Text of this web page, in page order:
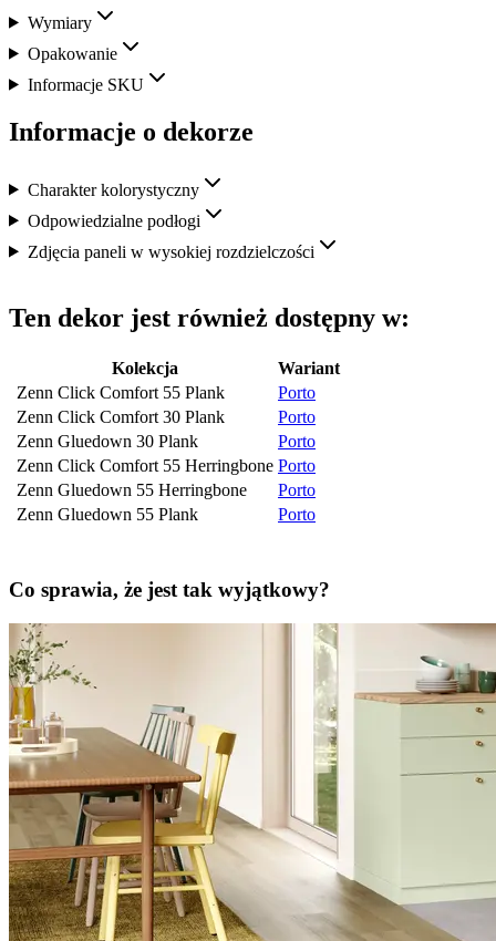
Wymiary
Opakowanie
Informacje SKU
Informacje o dekorze
Charakter kolorystyczny
Odpowiedzialne podłogi
Zdjęcia paneli w wysokiej rozdzielczości
Ten dekor jest również dostępny w:
Kolekcja
Wariant
Zenn Click Comfort 55 Plank
Porto
Zenn Click Comfort 30 Plank
Porto
Zenn Gluedown 30 Plank
Porto
Zenn Click Comfort 55 Herringbone Porto
Zenn Gluedown 55 Herringbone
Porto
Zenn Gluedown 55 Plank
Porto
Co sprawia, że jest tak wyjątkowy?